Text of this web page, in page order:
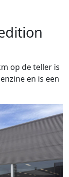
op de teller is
en is een